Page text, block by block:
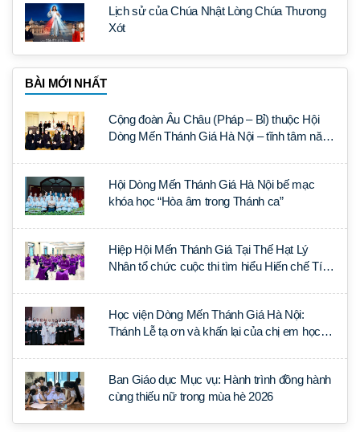
Lịch sử của Chúa Nhật Lòng Chúa Thương
Xót
BÀI MỚI NHẤT
Cộng đoàn Âu Châu (Pháp – Bỉ) thuộc Hội
Dòng Mến Thánh Giá Hà Nội – tĩnh tâm năm
Hội Dòng Mến Thánh Giá Hà Nội bế mạc
khóa học “Hòa âm trong Thánh ca”
Hiệp Hội Mến Thánh Giá Tại Thế Hạt Lý
Nhân tổ chức cuộc thi tìm hiểu Hiến chế Tín
Học viện Dòng Mến Thánh Giá Hà Nội:
Thánh Lễ tạ ơn và khấn lại của chị em học
Ban Giáo dục Mục vụ: Hành trình đồng hành
cùng thiếu nữ trong mùa hè 2026